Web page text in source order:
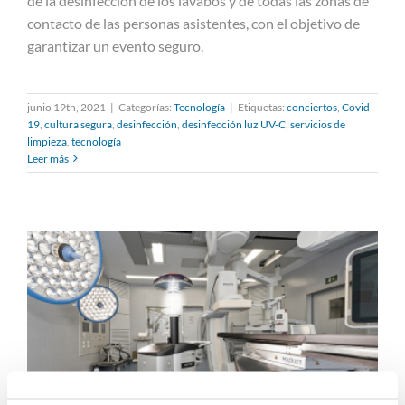
concierto piloto de Love of
Lesbia5
contacto de las personas asistentes, con el objetivo de
garantizar un evento seguro.
junio 19th, 2021 | Categorías: Tecnología | Etiquetas: conciertos Covid-
19 cultura segura desinfección desinfección luz UV-C servicios de
limpieza tecnología
Leer más